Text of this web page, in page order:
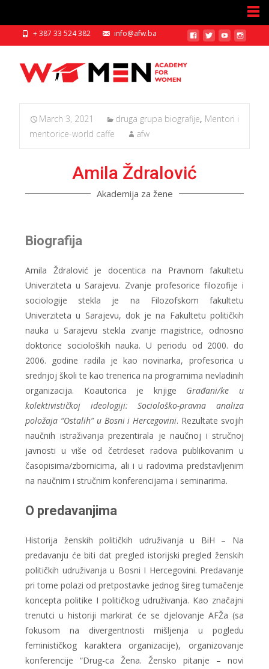
+ 387 33 524 382 info@afw.ba
March 3, 2021 druga grupa biografije, Mentori i
mentorice-world caffe
afw
Amila Ždralović
Akademija za žene
Biografija
Amila Ždralović je docentica na Pravnom fakultetu
Univerziteta u Sarajevu. Zvanje profesorice filozofije i
sociologije stekla je na Filozofskom fakultetu
Univerziteta u Sarajevu, dok je na Fakultetu političkih
nauka u Sarajevu stekla zvanje magistrice, odnosno
doktorice socioloških nauka. U periodu od 2000. do
2006. godine radila je kao novinarka, profesorica u
srednjoj školi te kao trenerica na programima nevladinih
organizacija. Koautorica je knjige Građani/ke u
kolektivističkoj ideologiji: Sociološko-pravna analiza
položaja “Ostalih” u Bosni i Hercegovini. Rezultate svojih
naučnih istraživanja prezentirala je naučnoj i stručnoj
javnosti u više od četrdeset radova publikovanim u
časopisima/zbornicima, ali i u radovima predstavljenim
na naučnim i stručnim konferencijama i seminarima.
O predavanjima
Historija ženskih političkih udruživanja u BiH – Na
predavanju će biti dat pregled istorijski pregled ženskih
političkih udruživanja u Bosni I Hercegovini. Predavanje
pri tome polazi od pretpostavke jednog šireg tumačenje
koncepta politike I političkog udruživanja. Kao značajni
trenutci u historiji markirat će se djelovanje AFŽa (sa
fokusom na divergentnosti mišljenja u pogledu
feminističkog karaktera organizacije), organizovanje
konferencije “Drug-ca Žena. Žensko pitanje – novi